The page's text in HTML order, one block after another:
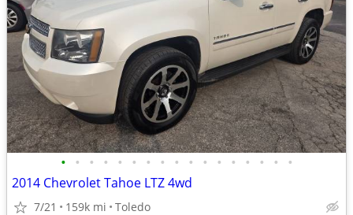
• • • • • • • • • • • • • • • • •
2014 Chevrolet Tahoe LTZ 4wd
7/21 159k mi Toledo